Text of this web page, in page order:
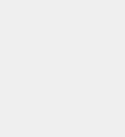
على وضعها في
التواصل